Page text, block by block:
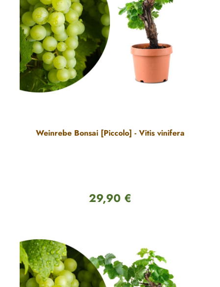
Weinrebe Bonsai [Piccolo] - Vitis vinifera
Regulärer Preis:
29,90 €